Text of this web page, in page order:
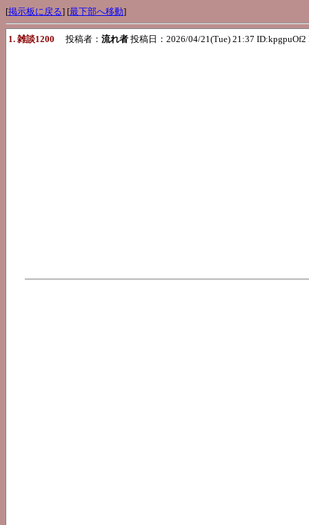
[掲示板に戻る] [最下部へ移動]
1. 雑談1200 投稿者： 流れ者 投稿日：2026/04/21(Tue) 21:37 ID:kpgpuOf2